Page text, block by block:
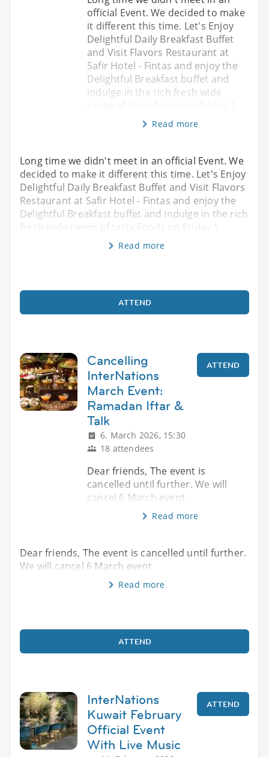
official Event. We decided to make
it different this time. Let's Enjoy
Delightful Daily Breakfast Buffet
and Visit Flavors Restaurant at
Safir Hotel - Fintas and enjoy the
Delightful Breakfast buffet and
indulge in the rich fresh wide
Read more
Long time we didn't meet in an official Event. We
decided to make it different this time. Let's Enjoy
Delightful Daily Breakfast Buffet and Visit Flavors
Restaurant at Safir Hotel - Fintas and enjoy the
Delightful Breakfast buffet and indulge in the rich
fresh wide range of tasty Foods on Friday 1
Read more
ATTEND
Cancelling
InterNations
March Event:
Ramadan Iftar &
Talk
6. March 2026, 15:30
18 attendees
ATTEND
Dear friends, The event is
cancelled until further. We will
cancel 6 March event
Read more
Dear friends, The event is cancelled until further.
We will cancel 6 March event
Read more
ATTEND
InterNations
Kuwait February
Official Event
With Live Music
ATTEND